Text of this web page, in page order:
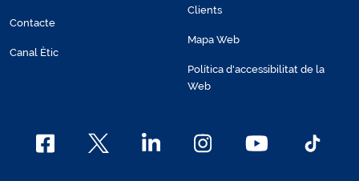
Contacte
Canal Ètic
Clients
Mapa Web
Política d'accessibilitat de la
Web